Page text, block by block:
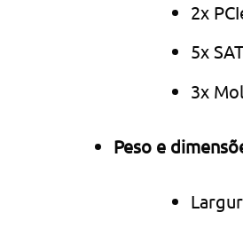
2x
5x
3x
Peso e